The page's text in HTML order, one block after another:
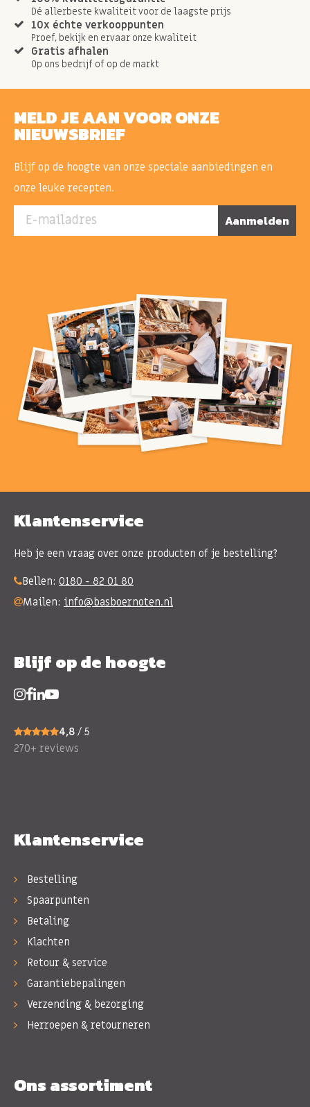
Dé allerbeste kwaliteit voor de laagste prijs
10x échte verkooppunten
Proef, bekijk en ervaar onze kwaliteit
Gratis afhalen
Op ons bedrijf of op de markt
MELD JE AAN VOOR ONZE
NIEUWSBRIEF
Blijf op de hoogte van onze speciale aanbiedingen en
onze leuke recepten.
E-mailadres Aanmelden
Klantenservice
Heb je een vraag over onze producten of je bestelling?
Bellen: 0180 - 82 01 80
Mailen: info@basboernoten.nl
Blijf op de hoogte
4,8 / 5
270+ reviews
Klantenservice
Bestelling
Spaarpunten
Betaling
Klachten
Retour & service
Garantiebepalingen
Verzending & bezorging
Herroepen & retourneren
Ons assortiment